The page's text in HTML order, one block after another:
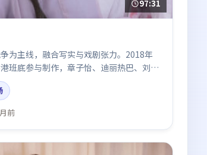
97:31
为主线，融合写实与戏剧张力。2018年
班底参与制作，章子怡、迪丽热巴、刘亦
中呈现细腻表演，影像风格统一，配乐与
曲线。
前